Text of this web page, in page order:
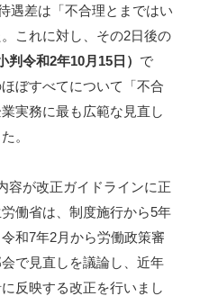
遇差は「不合理とまではい
これに対し、その2日後の
判令和2年10月15日） で
ぼすべてについて「不合
実務に最も広範な見直し
。
容が改正ガイドラインに正
働省は、制度施行から5年
和7年2月から労働政策審
で見直しを議論し、近年
反映する改正を行いまし